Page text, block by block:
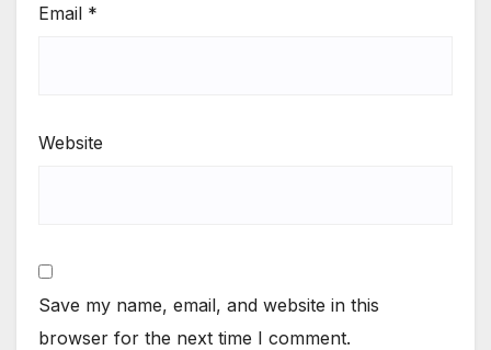
Email *
Website
Save my name, email, and website in this
browser for the next time I comment.